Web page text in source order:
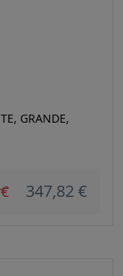
GRANDE,
347,82 €